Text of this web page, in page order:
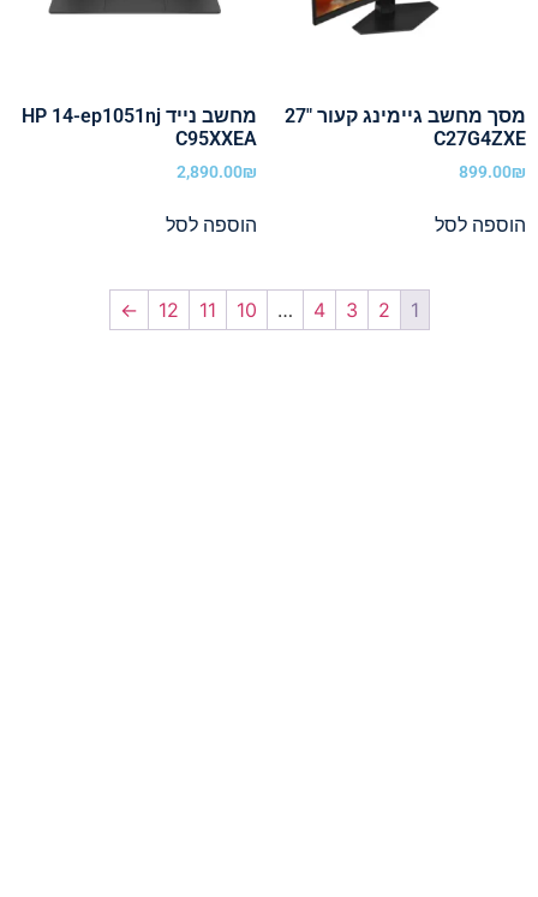
מסך מחשב גיימינג קעור "27
C27G4ZXE
899.00₪
הוספה לסל
מחשב נייד HP 14-ep1051nj
C95XXEA
2,890.00₪
הוספה לסל
1
2
3
4
…
10
11
12
←